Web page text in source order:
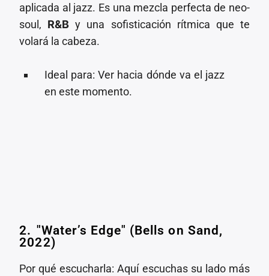
aplicada al jazz. Es una mezcla perfecta de neo-
soul, R&B y una sofisticación rítmica que te
volará la cabeza.
⁠⁠Ideal para: Ver hacia dónde va el jazz
en este momento.
2.⁠ ⁠"Water’s Edge" (Bells on Sand,
2022)
Por qué escucharla: Aquí escuchas su lado más